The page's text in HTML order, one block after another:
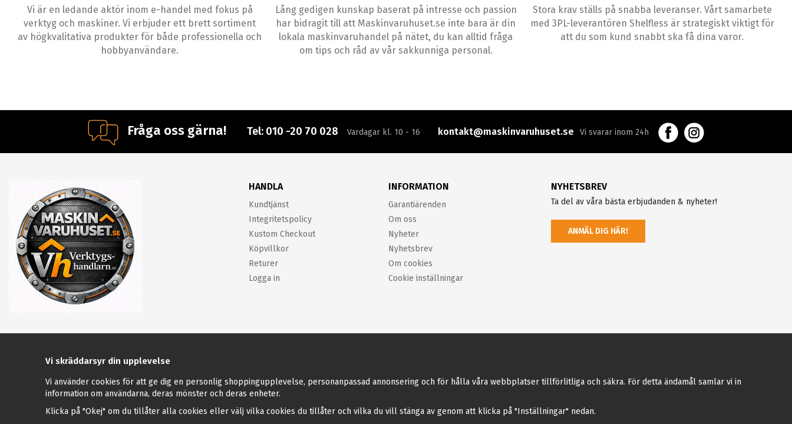
Vi är en ledande aktör inom e-handel med fokus på
verktyg och maskiner. Vi erbjuder ett brett sortiment
av högkvalitativa produkter för både professionella och
hobbyanvändare.
Lång gedigen kunskap baserat på intresse och passion
har bidragit till att Maskinvaruhuset.se inte bara är din
lokala maskinvaruhandel på nätet, du kan alltid fråga
om tips och råd av vår sakkunniga personal.
Stora krav ställs på snabba leveranser. Vårt samarbete
med 3PL-leverantören Shelfless är strategiskt viktigt för
att du som kund snabbt ska få dina varor.
Fråga oss gärna! Tel: 010 -20 70 028 Vardagar kl. 10 - 16 kontakt@maskinvaruhuset.se Vi svarar inom 24h
HANDLA
Kundtjänst
Integritetspolicy
Kustom Checkout
Köpvillkor
Returer
Logga in
INFORMATION
Garantiärenden
Om oss
Nyheter
Nyhetsbrev
Om cookies
Cookie inställningar
NYHETSBREV
Ta del av våra bästa erbjudanden & nyheter!
ANMÄL DIG HÄR!
Vi skräddarsyr din upplevelse
Vi använder cookies för att ge dig en personlig shoppingupplevelse, personanpassad annonsering och för hålla våra webbplatser tillförlitliga och säkra. För detta ändamål samlar vi in
information om användarna, deras mönster och deras enheter.
Klicka på "Okej" om du tillåter alla cookies eller välj vilka cookies du tillåter och vilka du vill stänga av genom att klicka på "Inställningar" nedan.